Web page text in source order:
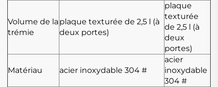
Volume de la
trémie
plaque texturée de 2,5 l (à
deux portes)
plaque
texturée
de 2,5 l (à
deux
portes)
Matériau acier inoxydable 304 #
acier
inoxydable
304 #